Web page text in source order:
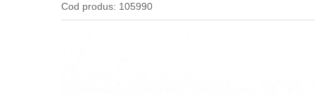
Cod produs: 105990